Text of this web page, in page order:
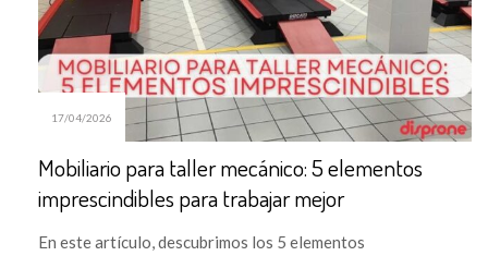
17/04/2026
Mobiliario para taller mecánico: 5 elementos
imprescindibles para trabajar mejor
En este artículo, descubrimos los 5 elementos